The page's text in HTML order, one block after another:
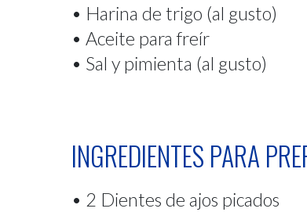
• Harina de trigo (al gusto)
• Aceite para freír
• Sal y pimienta (al gusto)
INGREDIENTES PARA
• 2 Dientes de ajos picados